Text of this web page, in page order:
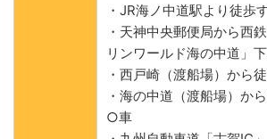
・JR海ノ中道駅より徒歩
・天神中央郵便局から西
リンワールド海の中道」
・西戸崎（渡船場）から
・海の中道（渡船場）か
○車